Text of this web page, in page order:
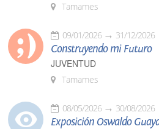
Tamames
09/01/2026 31/12/2026
Construyendo mi Futuro
JUVENTUD
Tamames
08/05/2026 30/08/2026
Exposición Oswaldo